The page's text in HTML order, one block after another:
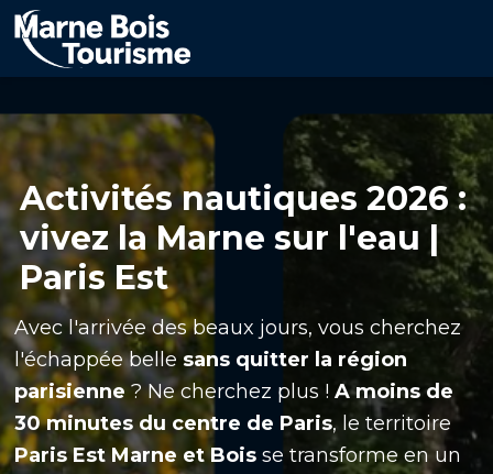
Aller
au
contenu
principal
Activités nautiques 2026 :
vivez la Marne sur l'eau |
Paris Est
Avec l'arrivée des beaux jours, vous cherchez
l'échappée bellesans quitter la région
parisienne ? Ne cherchez plus !A moins de
30 minutes du centre de Paris, le territoire
Paris Est Marne et Bois se transforme en un